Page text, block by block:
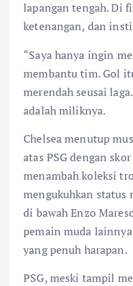
lapangan tengah. Di
ketenangan, dan
“Saya hanya ingin
membantu tim. Gol
merendah seusai
adalah miliknya.
Chelsea menutup
atas PSG dengan
menambah koleksi
mengukuhkan status
di bawah Enzo
pemain muda
yang penuh harapan.
PSG, meski tampil